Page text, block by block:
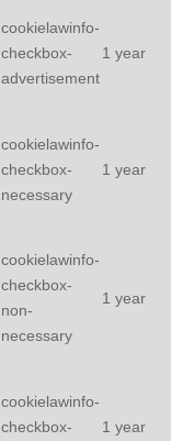
cookielawinfo-
checkbox-
advertisement
1 year
cookielawinfo-
checkbox-
necessary
1 year
cookielawinfo-
checkbox-
non-
necessary
1 year
cookielawinfo-
checkbox-
1 year